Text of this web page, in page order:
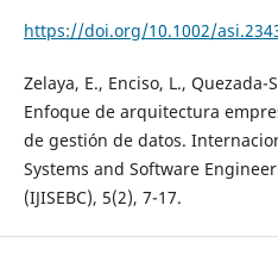
https://doi.org/10.1002/
Zelaya, E., Enciso, L., Quezada-
Enfoque de arquitectura
de gestión de datos.
Systems and Software
(IJISEBC), 5(2), 7-17.